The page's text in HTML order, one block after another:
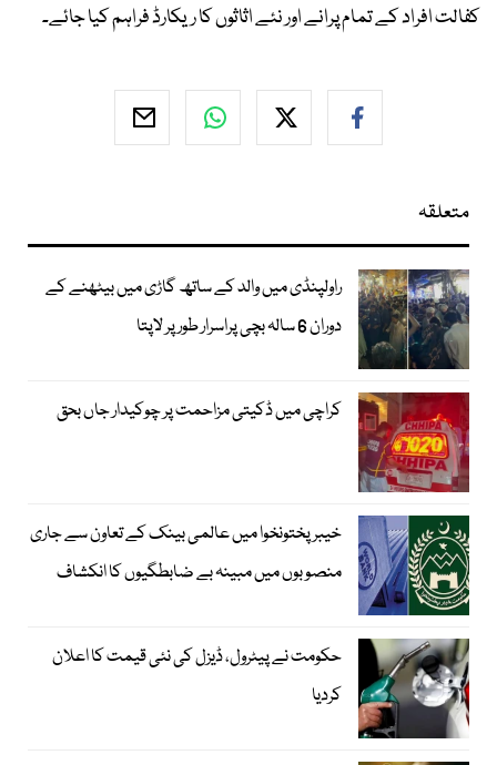
کفالت افراد کے تمام پرانے اور نئے اثاثوں کا ریکارڈ فراہم کیا جائے۔
متعلقہ
راولپنڈی میں والد کے ساتھ گاڑی میں بیٹھنے کے
دوران 6 سالہ بچی پراسرار طور پر لاپتا
کراچی میں ڈکیتی مزاحمت پر چوکیدار جاں بحق
خیبرپختونخوا میں عالمی بینک کے تعاون سے جاری
منصوبوں میں مبینہ بے ضابطگیوں کا انکشاف
حکومت نے پیٹرول، ڈیزل کی نئی قیمت کا اعلان
کردیا